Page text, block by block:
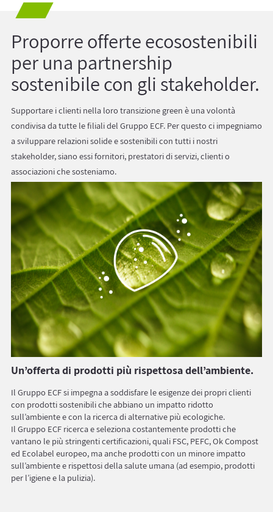
Proporre offerte ecosostenibili
per una partnership
sostenibile con gli stakeholder.
Supportare i clienti nella loro transizione green è una volontà
condivisa da tutte le filiali del Gruppo ECF. Per questo ci impegniamo
a sviluppare relazioni solide e sostenibili con tutti i nostri
stakeholder, siano essi fornitori, prestatori di servizi, clienti o
associazioni che sosteniamo.
Un’offerta di prodotti più rispettosa dell’ambiente.
Il Gruppo ECF si impegna a soddisfare le esigenze dei propri clienti
con prodotti sostenibili che abbiano un impatto ridotto
sull’ambiente e con la ricerca di alternative più ecologiche.
Il Gruppo ECF ricerca e seleziona costantemente prodotti che
vantano le più stringenti certificazioni, quali FSC, PEFC, Ok Compost
ed Ecolabel europeo, ma anche prodotti con un minore impatto
sull’ambiente e rispettosi della salute umana (ad esempio, prodotti
per l’igiene e la pulizia).